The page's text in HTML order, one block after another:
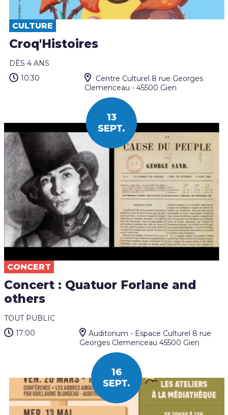
CULTURE
Croq'Histoires
DÈS 4 ANS
10:30
Centre Culturel 8 rue Georges
Clemenceau - 45500 Gien
13
SEPT.
CONCERT
Concert : Quatuor Forlane and
others
TOUT PUBLIC
17:00
Auditorium - Espace Culturel 8 rue
Georges Clemenceau 45500 Gien
16
SEPT.